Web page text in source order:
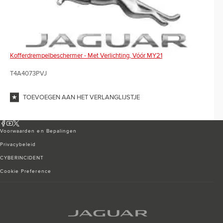
Kofferdrempelbeschermer - Met Verlichting, Vóór MY21
T4A4073PVJ
TOEVOEGEN AAN HET VERLANGLIJSTJE
Voorwaarden en Bepalingen
Privacybeleid
CYBERINCIDENT
Cookie Preference